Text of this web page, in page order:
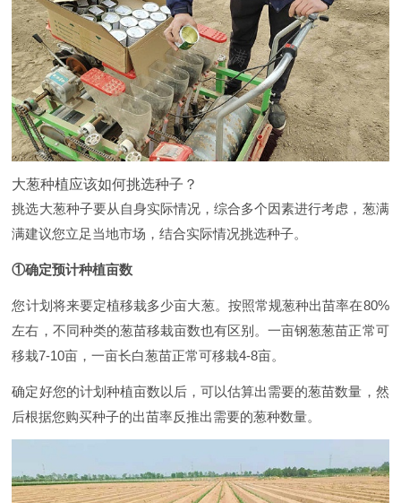
大葱种植应该如何挑选种子？
挑选大葱种子要从自身实际情况，综合多个因素进行考虑，葱满
满建议您立足当地市场，结合实际情况挑选种子。
①确定预计种植亩数
您计划将来要定植移栽多少亩大葱。按照常规葱种出苗率在80%
左右，不同种类的葱苗移栽亩数也有区别。一亩钢葱葱苗正常可
移栽7-10亩，一亩长白葱苗正常可移栽4-8亩。
确定好您的计划种植亩数以后，可以估算出需要的葱苗数量，然
后根据您购买种子的出苗率反推出需要的葱种数量。